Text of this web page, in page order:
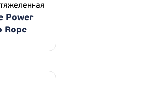
Power
Rope